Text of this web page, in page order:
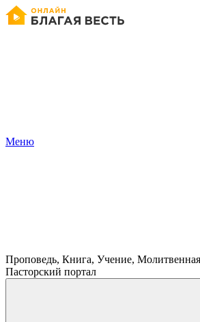
Меню
Проповедь, Книга, Учение,
Пасторский портал